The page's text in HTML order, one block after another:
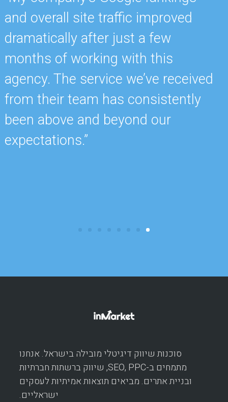
and overall site traffic improved
dramatically after just a few
months of working with this
agency. The service we’ve received
from their team has consistently
been above and beyond our
expectations.”
סוכנות שיווק דיגיטלי מובילה בישראל. אנחנו
מתמחים ב-SEO, PPC, שיווק ברשתות חברתיות
ובניית אתרים. מביאים תוצאות אמיתיות לעסקים
ישראליים.